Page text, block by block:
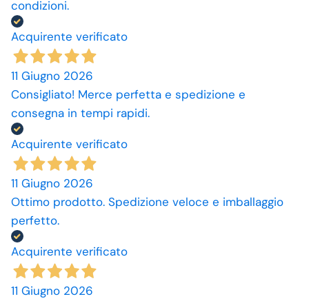
condizioni.
Acquirente verificato
11 Giugno 2026
Consigliato! Merce perfetta e spedizione e
consegna in tempi rapidi.
Acquirente verificato
11 Giugno 2026
Ottimo prodotto. Spedizione veloce e imballaggio
perfetto.
Acquirente verificato
11 Giugno 2026